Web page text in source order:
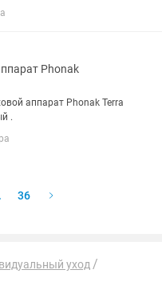
тыс. тенге. В
не вскрыта. К нему
от 21.07.26 г.
Phonak
аппарат Phonak Terra
.
36
уход